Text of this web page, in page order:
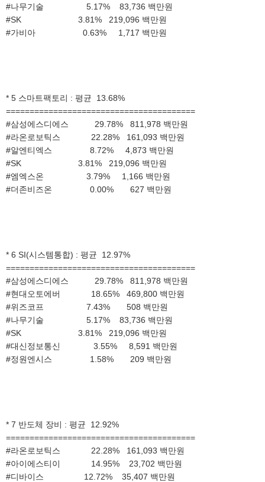
#나무기술 5.17% 83,736 백만원
#SK 3.81% 219,096 백만원
#가비아 0.63% 1,717 백만원
* 5 스마트팩토리 : 평균 13.68%
========================================
#삼성에스디에스 29.78% 811,978 백만원
#라온로보틱스 22.28% 161,093 백만원
#알엔티엑스 8.72% 4,873 백만원
#SK 3.81% 219,096 백만원
#엠엑스온 3.79% 1,166 백만원
#더존비즈온 0.00% 627 백만원
* 6 SI(시스템통합) : 평균 12.97%
========================================
#삼성에스디에스 29.78% 811,978 백만원
#현대오토에버 18.65% 469,800 백만원
#위즈코프 7.43% 508 백만원
#나무기술 5.17% 83,736 백만원
#SK 3.81% 219,096 백만원
#대신정보통신 3.55% 8,591 백만원
#정원엔시스 1.58% 209 백만원
* 7 반도체 장비 : 평균 12.92%
========================================
#라온로보틱스 22.28% 161,093 백만원
#아이에스티이 14.95% 23,702 백만원
#디바이스 12.72% 35,407 백만원